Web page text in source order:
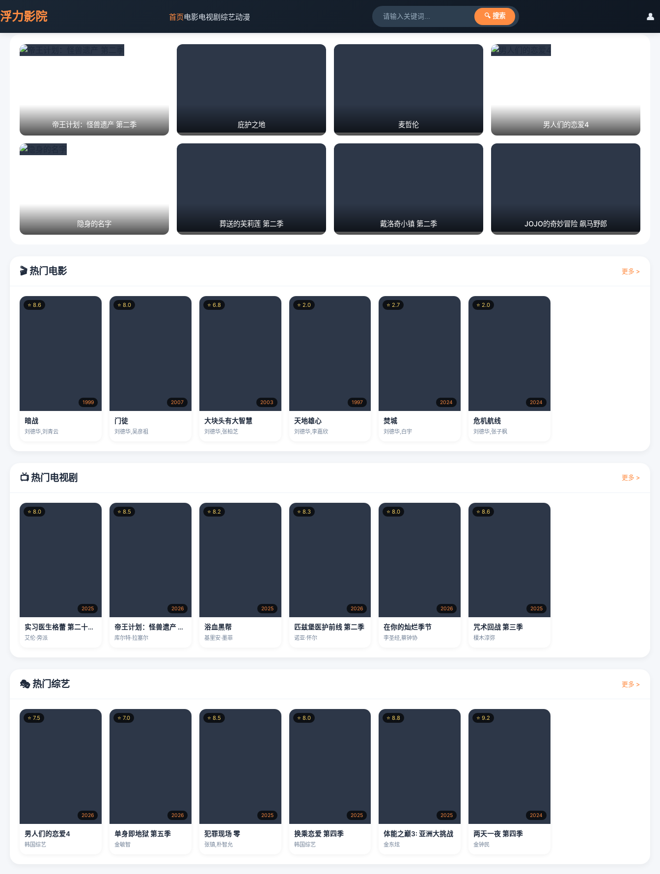
浮力影院 首页电影电视剧综艺动漫 🔍 搜索 👤
帝王计划：怪兽遗产 第二季 庇护之地 麦哲伦 男人们的恋爱4
隐身的名字 葬送的芙莉莲 第二季 戴洛奇小镇 第二季 JOJO的奇妙冒险 飙马野郎
🎬 热门电影 更多 >
⭐ 8.6
1999
暗战
刘德华,刘青云
⭐ 8.0
2007
门徒
刘德华,吴彦祖
⭐ 6.8
2003
大块头有大智慧
刘德华,张柏芝
⭐ 2.0
1997
天地雄心
刘德华,李嘉欣
⭐ 2.7
2024
焚城
刘德华,白宇
⭐ 2.0
2024
危机航线
刘德华,张子枫
📺 热门电视剧 更多 >
⭐ 8.0
2025
实习医生格蕾 第二十二季
艾伦·旁派
⭐ 8.5
2026
帝王计划：怪兽遗产 第二季
库尔特·拉塞尔
⭐ 8.2
2025
浴血黑帮
基里安·墨菲
⭐ 8.3
2026
匹兹堡医护前线 第二季
诺亚·怀尔
⭐ 8.0
2026
在你的灿烂季节
李圣经,蔡钟协
⭐ 8.6
2025
咒术回战 第三季
榎木淳弥
🎭 热门综艺 更多 >
⭐ 7.5
2026
男人们的恋爱4
韩国综艺
⭐ 7.0
2026
单身即地狱 第五季
金敏智
⭐ 8.5
2025
犯罪现场 零
张镇,朴智允
⭐ 8.0
2025
换乘恋爱 第四季
韩国综艺
⭐ 8.8
2025
体能之巅3: 亚洲大挑战
金东炫
⭐ 9.2
2024
两天一夜 第四季
金钟民